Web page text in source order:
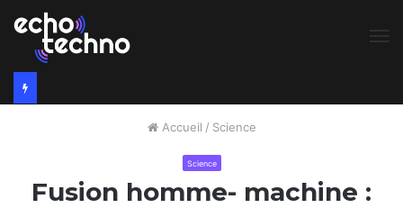
Accueil / Science
Science
Fusion homme- machine :